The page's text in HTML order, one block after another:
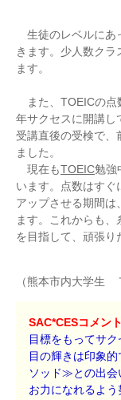
生徒のレベルにあ
きます。少人数クラ
ます。
また、TOEICの点
年サクセスに開講し
受講直後の受検で、
ました。
現在もTOEIC勉強
います。点数はすぐ
アップさせる期間は
ます。これからも
を目指して、頑張り
（熊本市内大学生
SAC*CESコメン
目標をもってサク
目の輝きは印象
ソッド≫との出会
お力になれるよう